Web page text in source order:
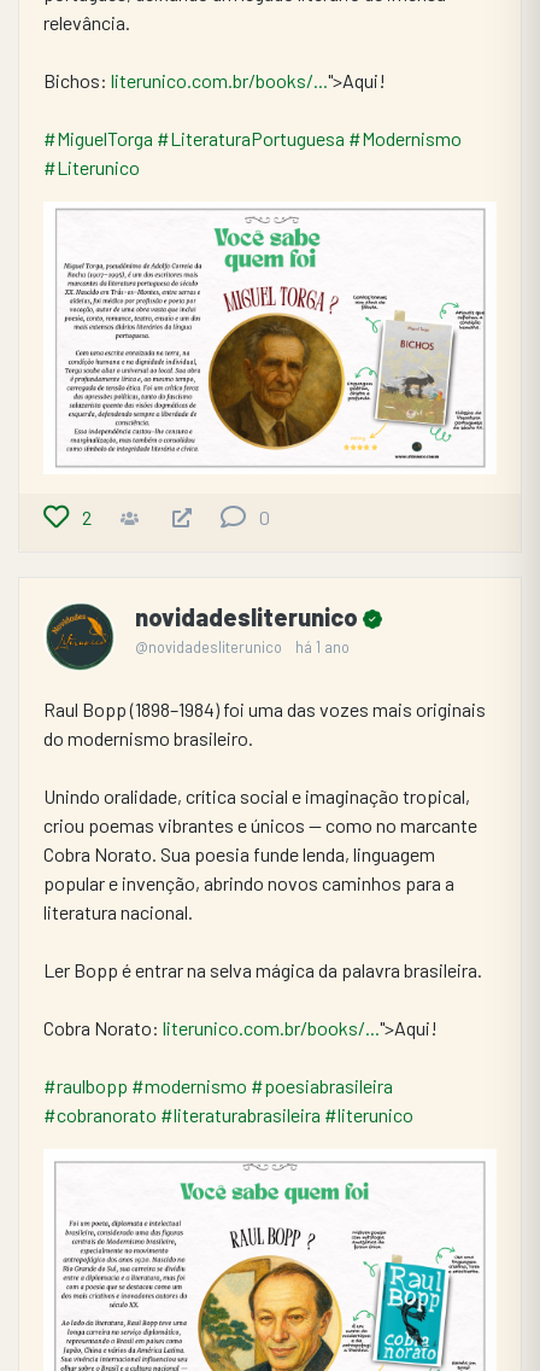
relevância.
Bichos: literunico.com.br/books/...">Aqui!
#MiguelTorga #LiteraturaPortuguesa #Modernismo
#Literunico
2 0
novidadesliterunico
@novidadesliterunico há 1 ano
Raul Bopp (1898–1984) foi uma das vozes mais originais
do modernismo brasileiro.
Unindo oralidade, crítica social e imaginação tropical,
criou poemas vibrantes e únicos — como no marcante
Cobra Norato. Sua poesia funde lenda, linguagem
popular e invenção, abrindo novos caminhos para a
literatura nacional.
Ler Bopp é entrar na selva mágica da palavra brasileira.
Cobra Norato: literunico.com.br/books/...">Aqui!
#raulbopp #modernismo #poesiabrasileira
#cobranorato #literaturabrasileira #literunico